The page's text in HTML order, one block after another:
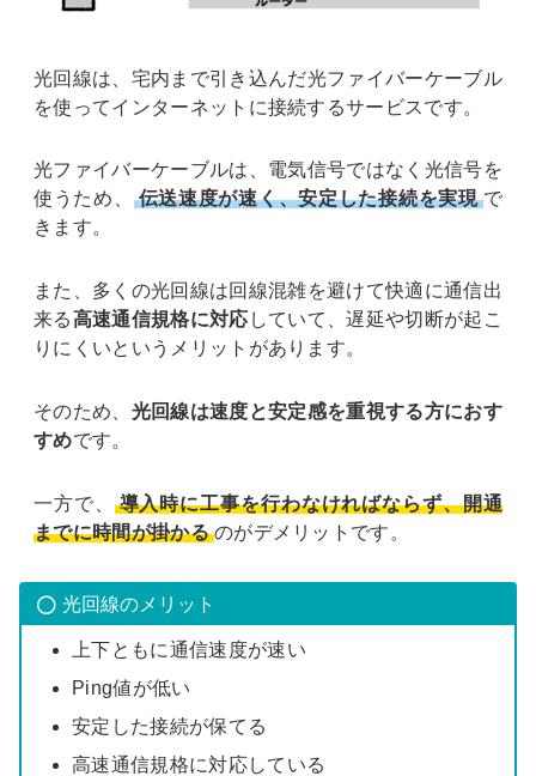
光回線は、宅内まで引き込んだ光ファイバーケーブル
を使ってインターネットに接続するサービスです。
光ファイバーケーブルは、電気信号ではなく光信号を
使うため、
伝送速度が速く、安定した接続を実現 で
きます。
また、多くの光回線は回線混雑を避けて快適に通信出
来る高速通信規格に対応 していて、遅延や切断が起こ
りにくいというメリットがあります。
そのため、 光回線は速度と安定感を重視する方におす
すめです。
一方で、
導入時に工事を行わなければならず、開通
までに時間が掛かる のがデメリットです。
光回線のメリット
上下ともに通信速度が速い
Ping値が低い
安定した接続が保てる
高速通信規格に対応している